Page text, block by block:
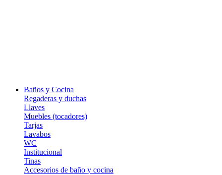
Baños y Cocina
Regaderas y duchas
Llaves
Muebles (tocadores)
Tarjas
Lavabos
WC
Institucional
Tinas
Accesorios de baño y cocina